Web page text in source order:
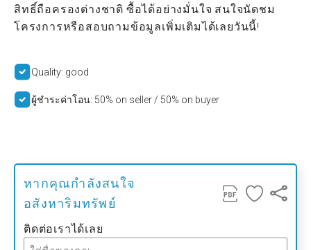
สิทธิ์ถือครองต่างชาติ ซื้อได้อย่างมั่นใจ สนใจนัดชม
โครงการหรือสอบถามข้อมูลเพิ่มเติมได้เลยวันนี้!
Quality: good
ผู้ชำระค่าโอน: 50% on seller / 50% on buyer
หากคุณกำลังสนใจ
อสังหาริมทรัพย์
ติดต่อเราได้เลย